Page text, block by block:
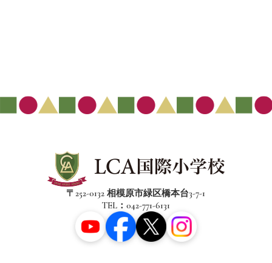
〒252-0132 相模原市緑区橋本台3-7-1
TEL：042-771-6131